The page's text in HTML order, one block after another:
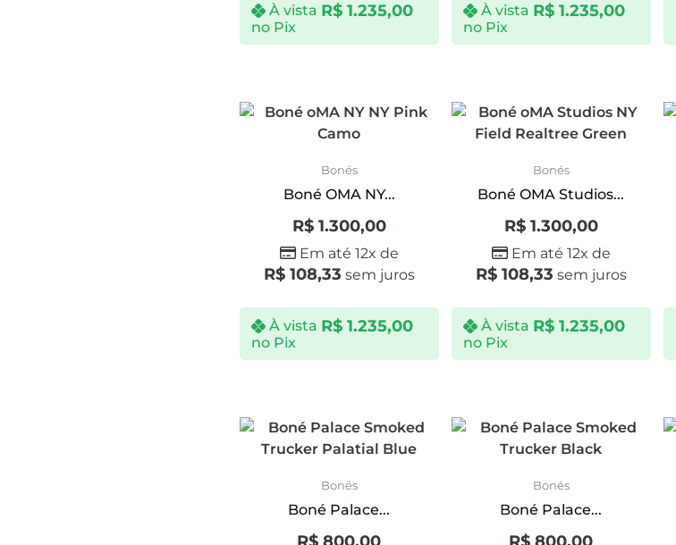
À vista R$ 1.235,00
no Pix
À vista R$ 1.235,00
no Pix
Bonés
Boné OMA NY...
R$1.300,00
Em até 12x de
R$108,33 sem juros
À vista R$ 1.235,00
no Pix
Bonés
Boné OMA Studios...
R$1.300,00
Em até 12x de
R$108,33 sem juros
À vista R$ 1.235,00
no Pix
Bonés
Boné Palace...
Bonés
Boné Palace...